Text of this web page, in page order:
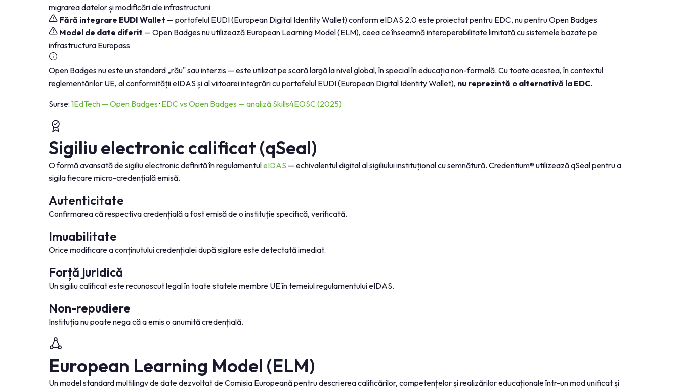
migrarea datelor și modificări ale infrastructurii
Fără integrare EUDI Wallet — portofelul EUDI (European Digital Identity Wallet) conform eIDAS 2.0 este proiectat pentru EDC, nu pentru Open Badges
Model de date diferit — Open Badges nu utilizează European Learning Model (ELM), ceea ce înseamnă interoperabilitate limitată cu sistemele bazate pe
infrastructura Europass
Open Badges nu este un standard „rău" sau interzis — este utilizat pe scară largă la nivel global, în special în educația non-formală. Cu toate acestea, în contextul
reglementărilor UE, al conformității eIDAS și al viitoarei integrări cu portofelul EUDI (European Digital Identity Wallet), nu reprezintă o alternativă la EDC.
Surse: 1EdTech — Open Badges· EDC vs Open Badges — analiză Skills4EOSC (2025)
Sigiliu electronic calificat (qSeal)
O formă avansată de sigiliu electronic definită în regulamentuleIDAS — echivalentul digital al sigiliului instituțional cu semnătură. Credentium® utilizează qSeal pentru a
sigila fiecare micro-credențială emisă.
Autenticitate
Confirmarea că respectiva credențială a fost emisă de o instituție specifică, verificată.
Imuabilitate
Orice modificare a conținutului credențialei după sigilare este detectată imediat.
Forță juridică
Un sigiliu calificat este recunoscut legal în toate statele membre UE în temeiul regulamentului eIDAS.
Non-repudiere
Instituția nu poate nega că a emis o anumită credențială.
European Learning Model (ELM)
Un model standard multilingv de date dezvoltat de Comisia Europeană pentru descrierea calificărilor, competențelor și realizărilor educaționale într-un mod unificat și